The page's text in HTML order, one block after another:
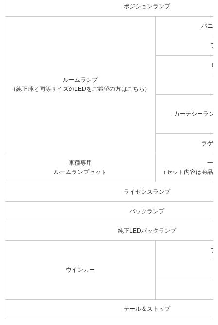
ポジションランプ
ルームランプ
（純正球と同等サイズのLEDをご希望の方はこちら）
バニ
フ
セ
カーテシーラン
ラゲ
車種専用
ルームランプセット
一
（セット内容は商品
ライセンスランプ
バックランプ
純正LEDバックランプ
ウインカー
フ
テール＆ストップ